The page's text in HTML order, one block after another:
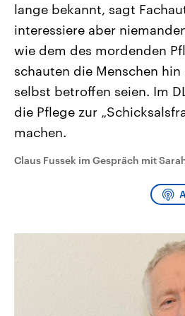
Landtagswahl Sachsen-Anhalt
2026
Alle Informationen
Sachsen-Anhalt wählt am 6.
September 2026 einen neuen
Landtag. Seit 2021 wird das
Bundesland von einer Koalition aus
Umfragen, Prognosen,
Wahlprogramme, aktuelle Berichte
und Hintergründe zu den Parteien
Wahl.
Sendungen
lange bekannt, sagt
interessiere aber
wie dem des mordenden
schauten die Menschen
selbst betroffen seien. Im
die Pflege zur
machen.
Claus Fussek im Gespräch mit